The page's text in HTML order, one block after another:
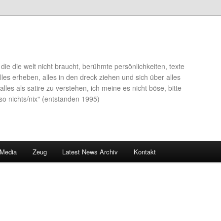
die welt nicht braucht, berühmte persönlichkeiten, texte
erheben, alles in den dreck ziehen und sich über alles
als satire zu verstehen, ich meine es nicht böse, bitte
nichts/nix" (entstanden 1995)
Zeug Latest News Archiv Kontakt